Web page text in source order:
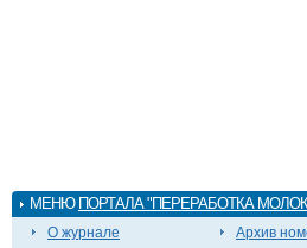
МЕНЮ ПОРТАЛА "ПЕРЕРАБОТКА
О журнале
Архив